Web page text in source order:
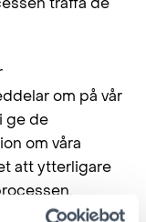
om på vår
ge de
om våra
att ytterligare